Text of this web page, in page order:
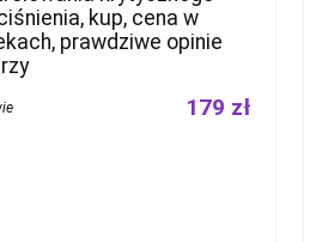
kup, cena w
prawdziwe opinie
179 zł